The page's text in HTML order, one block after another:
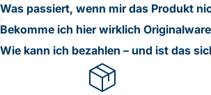
Was passiert, wenn mir das Produkt
Bekomme ich hier wirklich
Wie kann ich bezahlen – und ist das